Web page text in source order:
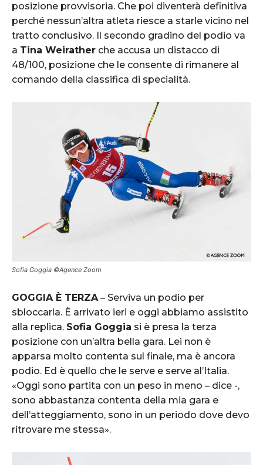
posizione provvisoria. Che poi diventerà definitiva
perché nessun’altra atleta riesce a starle vicino nel
tratto conclusivo. Il secondo gradino del podio va
a Tina Weirather che accusa un distacco di
48/100, posizione che le consente di rimanere al
comando della classifica di specialità.
Sofia Goggia ©Agence Zoom
GOGGIA È TERZA – Serviva un podio per
sbloccarla. È arrivato ieri e oggi abbiamo assistito
alla replica. Sofia Goggia si è presa la terza
posizione con un’altra bella gara. Lei non è
apparsa molto contenta sul finale, ma è ancora
podio. Ed è quello che le serve e serve al’Italia.
«Oggi sono partita con un peso in meno – dice -,
sono abbastanza contenta della mia gara e
dell’atteggiamento, sono in un periodo dove devo
ritrovare me stessa».